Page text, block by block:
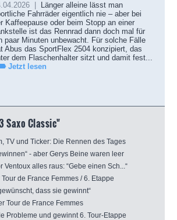
|
Länger alleine lässt man
Fahrräder eigentlich nie – aber bei
Kaffeepause oder beim Stopp an einer
ist das Rennrad dann doch mal für
paar Minuten unbewacht. Für solche Fälle
Abus das SportFlex 2504 konzipiert, das
dem Flaschenhalter sitzt und damit fest...
Jetzt lesen
Saxo Classic"
TV und Ticker: Die Rennen des Tages
- aber Gerys Beine waren leer
alles raus: “Gebe einen Sch...“
de France Femmes / 6. Etappe
dass sie gewinnt“
Tour de France Femmes
Probleme und gewinnt 6. Tour-Etappe